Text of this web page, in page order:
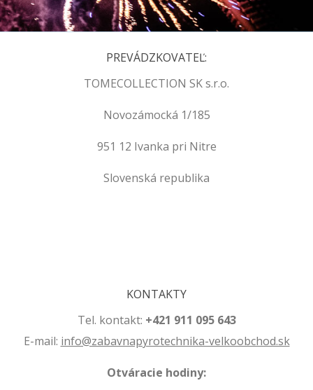
PREVÁDZKOVATEĽ:
TOMECOLLECTION SK s.r.o.
Novozámocká 1/185
951 12 Ivanka pri Nitre
Slovenská republika
KONTAKTY
Tel. kontakt: +421 911 095 643
E-mail: info@zabavnapyrotechnika-velkoobchod.sk
Otváracie hodiny: